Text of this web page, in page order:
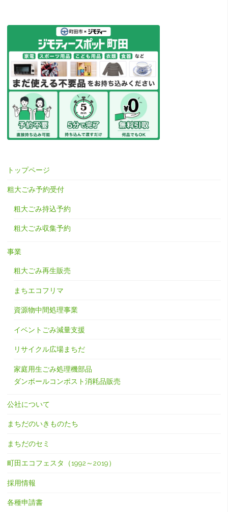
トップページ
粗大ごみ予約受付
粗大ごみ持込予約
粗大ごみ収集予約
事業
粗大ごみ再生販売
まちエコフリマ
資源物中間処理事業
イベントごみ減量支援
リサイクル広場まちだ
家庭用生ごみ処理機部品
ダンボールコンポスト消耗品販売
公社について
まちだのいきものたち
まちだのセミ
町田エコフェスタ（1992～2019）
採用情報
各種申請書